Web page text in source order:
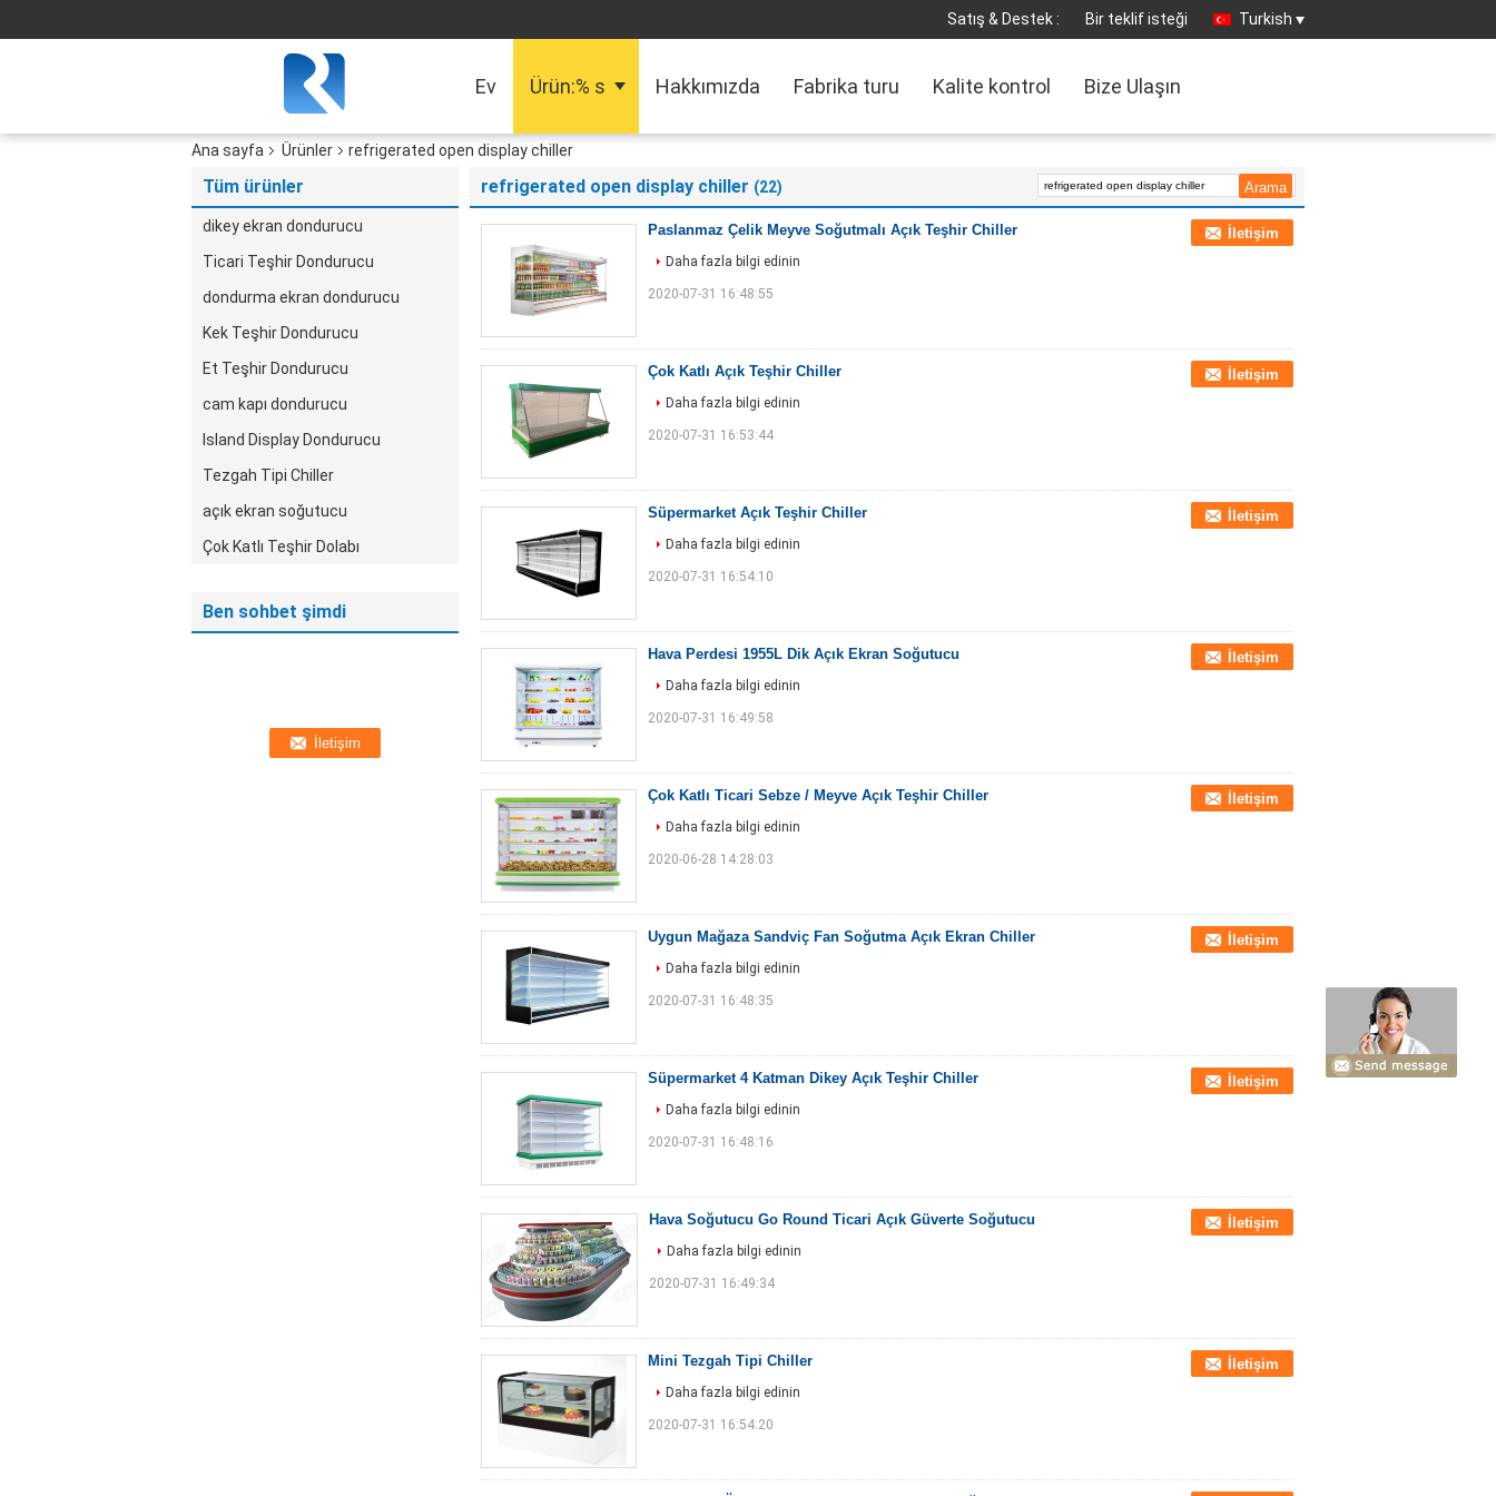
Satış & Destek : Bir teklif isteği Turkish
Ev Ürün:% s Hakkımızda Fabrika turu Kalite kontrol Bize Ulaşın
Ana sayfa Ürünler refrigerated open display chiller
Tüm ürünler
dikey ekran dondurucu
Ticari Teşhir Dondurucu
dondurma ekran dondurucu
Kek Teşhir Dondurucu
Et Teşhir Dondurucu
cam kapı dondurucu
Island Display Dondurucu
Tezgah Tipi Chiller
açık ekran soğutucu
Çok Katlı Teşhir Dolabı
Ben sohbet şimdi
refrigerated open display chiller (22)
Paslanmaz Çelik Meyve Soğutmalı Açık Teşhir Chiller İletişim
Daha fazla bilgi edinin
2020-07-31 16:48:55
Çok Katlı Açık Teşhir Chiller İletişim
Daha fazla bilgi edinin
2020-07-31 16:53:44
Süpermarket Açık Teşhir Chiller İletişim
Daha fazla bilgi edinin
2020-07-31 16:54:10
Hava Perdesi 1955L Dik Açık Ekran Soğutucu İletişim
Daha fazla bilgi edinin
2020-07-31 16:49:58
Çok Katlı Ticari Sebze / Meyve Açık Teşhir Chiller İletişim
Daha fazla bilgi edinin
2020-06-28 14:28:03
Uygun Mağaza Sandviç Fan Soğutma Açık Ekran Chiller İletişim
Daha fazla bilgi edinin
2020-07-31 16:48:35
Süpermarket 4 Katman Dikey Açık Teşhir Chiller İletişim
Daha fazla bilgi edinin
2020-07-31 16:48:16
Hava Soğutucu Go Round Ticari Açık Güverte Soğutucu İletişim
Daha fazla bilgi edinin
2020-07-31 16:49:34
Mini Tezgah Tipi Chiller İletişim
Daha fazla bilgi edinin
2020-07-31 16:54:20